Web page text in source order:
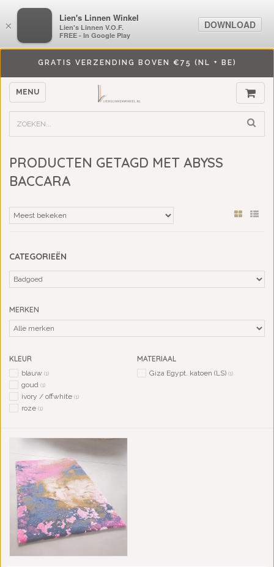
GRATIS VERZENDING BOVEN €75 (NL + BE)
MENU
PRODUCTEN GETAGD MET ABYSS
BACCARA
CATEGORIEËN
MERKEN
KLEUR
blauw (1)
goud (1)
ivory / offwhite (1)
roze (1)
MATERIAAL
Giza Egypt. katoen (LS) (1)
×
LiensLinnenwinkel.nl
Lien's Linnen V.O.F.
FREE - In Google Play
DOWNLOAD
×
Lien's Linnen Winkel
Lien's Linnen V.O.F.
FREE - In Google Play
DOWNLOAD